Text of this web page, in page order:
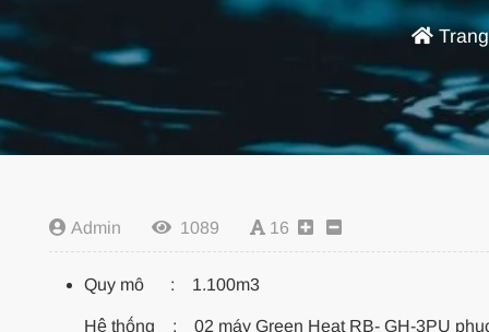
Admin 1089 16
Quy mô : 1.100m3
Hệ thống : 02 máy Green Heat RB- GH-3PU